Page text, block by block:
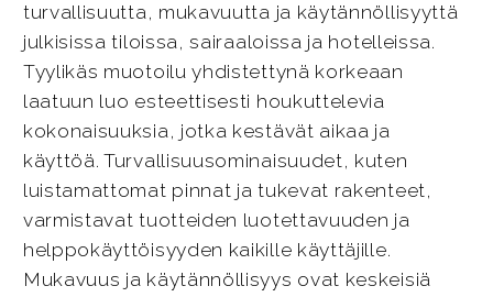
turvallisuutta, mukavuutta ja käytännöllisyyttä
julkisissa tiloissa, sairaaloissa ja hotelleissa.
Tyylikäs muotoilu yhdistettynä korkeaan
laatuun luo esteettisesti houkuttelevia
kokonaisuuksia, jotka kestävät aikaa ja
käyttöä. Turvallisuusominaisuudet, kuten
luistamattomat pinnat ja tukevat rakenteet,
varmistavat tuotteiden luotettavuuden ja
helppokäyttöisyyden kaikille käyttäjille.
Mukavuus ja käytännöllisyys ovat keskeisiä